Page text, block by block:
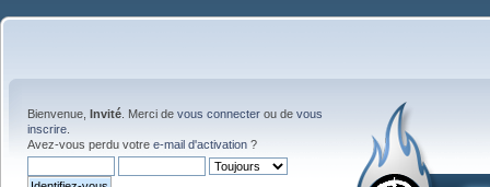
Bienvenue, Invité . Merci de vous connecter ou de vous
inscrire
Avez-vous perdu votre e-mail d'activation ?